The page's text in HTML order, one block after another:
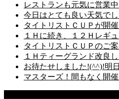
レストランも元気に営業
今日はとても良い天気で
タイトリストＣＵＰが開
１Ｈに続き、１２Ｈレギ
タイトリストＣＵＰのご
１Ｈティーグランド改良し
お待たせしました!(^^)!明
マスターズ！間もなく開催